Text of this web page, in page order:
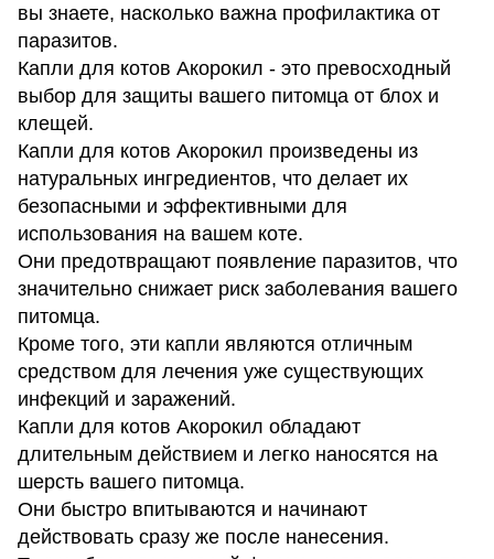
вы знаете, насколько важна профилактика от
паразитов.
Капли для котов Акорокил - это превосходный
выбор для защиты вашего питомца от блох и
клещей.
Капли для котов Акорокил произведены из
натуральных ингредиентов, что делает их
безопасными и эффективными для
использования на вашем коте.
Они предотвращают появление паразитов, что
значительно снижает риск заболевания вашего
питомца.
Кроме того, эти капли являются отличным
средством для лечения уже существующих
инфекций и заражений.
Капли для котов Акорокил обладают
длительным действием и легко наносятся на
шерсть вашего питомца.
Они быстро впитываются и начинают
действовать сразу же после нанесения.